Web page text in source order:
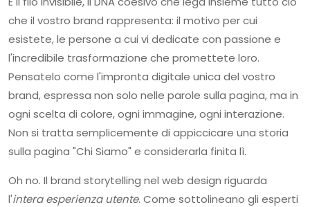
che il vostro brand rappresenta: il motivo per cui
esistete, le persone a cui vi dedicate con passione e
l'incredibile trasformazione che promettete loro.
Pensatelo come l'impronta digitale unica del vostro
brand, espressa non solo nelle parole sulla pagina, ma in
ogni scelta di colore, ogni immagine, ogni interazione.
Non si tratta semplicemente di appiccicare una storia
sulla pagina "Chi Siamo" e considerarla finita lì.
Oh no. Il brand storytelling nel web design riguarda
l'intera esperienza utente. Come sottolineano gli esperti